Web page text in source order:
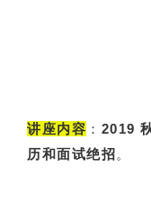
讲座内容 ： 2019
历和面试绝招。